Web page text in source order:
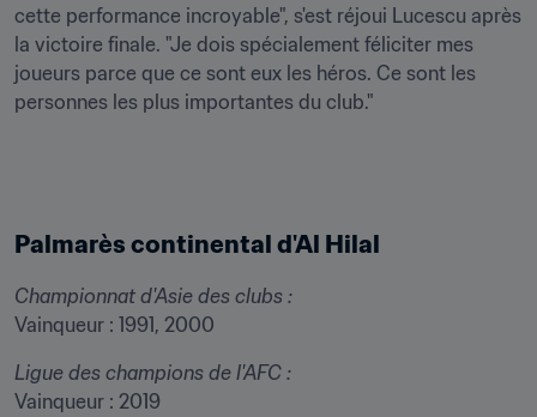
cette performance incroyable", s'est réjoui Lucescu après
la victoire finale. "Je dois spécialement féliciter mes
joueurs parce que ce sont eux les héros. Ce sont les
personnes les plus importantes du club."
Palmarès continental d'Al Hilal
Championnat d'Asie des clubs :
Vainqueur : 1991, 2000
Ligue des champions de l'AFC :
Vainqueur : 2019